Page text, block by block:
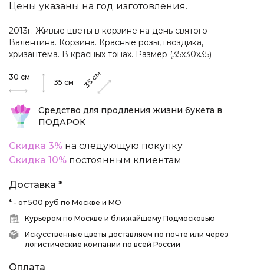
Цены указаны на год изготовления.
2013г. Живые цветы в корзине на день святого
Валентина. Корзина. Красные розы, гвоздика,
хризантема. В красных тонах. Размер (35х30х35)
30 см
35 см 35см
Средство для продления жизни букета в
ПОДАРОК
Скидка 3% на следующую покупку
Скидка 10% постоянным клиентам
Доставка *
* - от 500 руб по Москве и МО
Курьером по Москве и ближайшему Подмосковью
Искусственные цветы доставляем по почте или через
логистические компании по всей России
Оплата